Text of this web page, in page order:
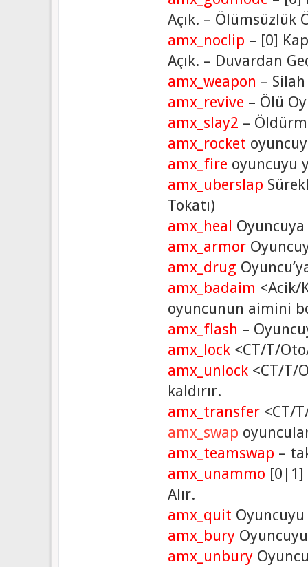
Açık. – Ölümsüzlük
amx_noclip – [0]
Açık. – Duvardan
amx_weapon –
amx_revive – Ölü
amx_slay2 –
amx_rocket
amx_fire oyuncuyu
amx_uberslap
Tokatı)
amx_heal
amx_armor
amx_drug
amx_badaim <Acik/
oyuncunun aimini
amx_flash –
amx_lock <CT/T/
amx_unlock <CT/T/
kaldırır.
amx_transfer <CT/
amx_swap
amx_teamswap –
amx_unammo [0|1]
Alır.
amx_quit
amx_bury
amx_unbury